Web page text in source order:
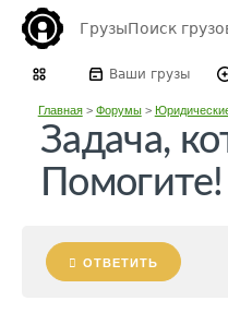
ГрузыПоиск
Ваши грузы
Главная> Форумы>
Задача,
Помогите!
ОТВЕТИТЬ